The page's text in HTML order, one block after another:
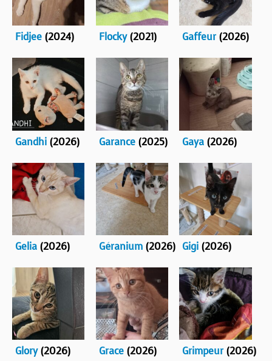
Fidjee (2024) Flocky (2021) Gaffeur (2026)
Gandhi (2026) Garance (2025) Gaya (2026)
Gelia (2026) Géranium (2026) Gigi (2026)
Glory (2026) Grace (2026) Grimpeur (2026)